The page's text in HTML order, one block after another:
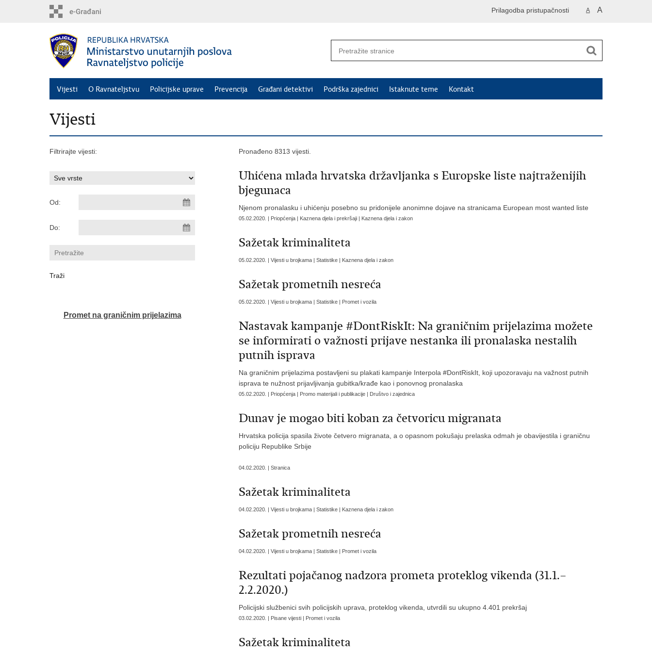
A A
Prilagodba pristupačnosti
Vijesti O Ravnateljstvu Policijske uprave Prevencija Građani detektivi Podrška zajednici Istaknute teme Kontakt
Vijesti
Filtrirajte vijesti:
Od:
Do:
Promet na graničnim prijelazima
Pronađeno 8313 vijesti.
Uhićena mlada hrvatska državljanka s Europske liste najtraženijih
bjegunaca
Njenom pronalasku i uhićenju posebno su pridonijele anonimne dojave na stranicama European most wanted liste
05.02.2020. | Priopćenja | Kaznena djela i prekršaji | Kaznena djela i zakon
Sažetak kriminaliteta
05.02.2020. | Vijesti u brojkama | Statistike | Kaznena djela i zakon
Sažetak prometnih nesreća
05.02.2020. | Vijesti u brojkama | Statistike | Promet i vozila
Nastavak kampanje #DontRiskIt: Na graničnim prijelazima možete
se informirati o važnosti prijave nestanka ili pronalaska nestalih
putnih isprava
Na graničnim prijelazima postavljeni su plakati kampanje Interpola #DontRiskIt, koji upozoravaju na važnost putnih
isprava te nužnost prijavljivanja gubitka/krađe kao i ponovnog pronalaska
05.02.2020. | Priopćenja | Promo materijali i publikacije | Društvo i zajednica
Dunav je mogao biti koban za četvoricu migranata
Hrvatska policija spasila živote četvero migranata, a o opasnom pokušaju prelaska odmah je obavijestila i graničnu
policiju Republike Srbije
04.02.2020. | Stranica
Sažetak kriminaliteta
04.02.2020. | Vijesti u brojkama | Statistike | Kaznena djela i zakon
Sažetak prometnih nesreća
04.02.2020. | Vijesti u brojkama | Statistike | Promet i vozila
Rezultati pojačanog nadzora prometa proteklog vikenda (31.1.–
2.2.2020.)
Policijski službenici svih policijskih uprava, proteklog vikenda, utvrdili su ukupno 4.401 prekršaj
03.02.2020. | Pisane vijesti | Promet i vozila
Sažetak kriminaliteta